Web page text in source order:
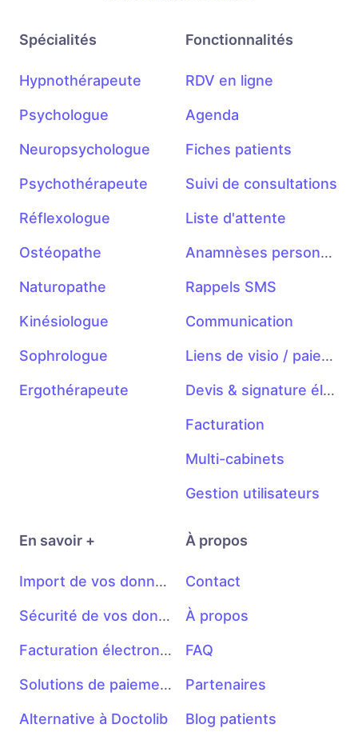
Spécialités
Hypnothérapeute
Psychologue
Neuropsychologue
Psychothérapeute
Réflexologue
Ostéopathe
Naturopathe
Kinésiologue
Sophrologue
Ergothérapeute
Fonctionnalités
RDV en ligne
Agenda
Fiches patients
Suivi de consultations
Liste d'attente
Anamnèses personnalisables
Rappels SMS
Communication
Liens de visio / paiement
Devis & signature électronique
Facturation
Multi-cabinets
Gestion utilisateurs
En savoir +
Import de vos données • droit à la portabilité
Sécurité de vos données
Facturation électronique
Solutions de paiement en ligne
Alternative à Doctolib
À propos
Contact
À propos
FAQ
Partenaires
Blog patients